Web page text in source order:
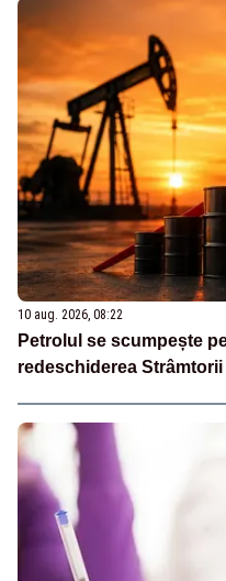
10 aug. 2026, 08:22
Petrolul se scumpește
redeschiderea Strâmtorii